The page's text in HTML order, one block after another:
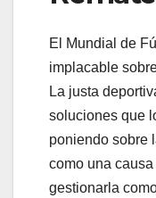
El Mundial de
implacable
La justa
soluciones que
poniendo sobre
como una
gestionarla